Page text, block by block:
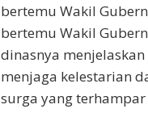
bertemu Wakil
bertemu Wakil
dinasnya
menjaga kelestarian
surga yang